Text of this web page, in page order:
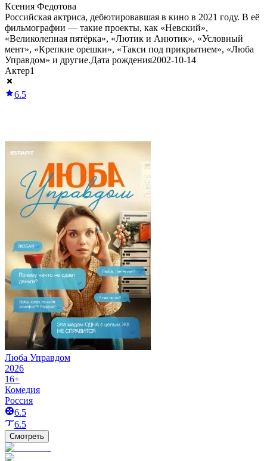
Ксения Федотова
Российская актриса, дебютировавшая в кино в 2021 году. В её
фильмографии — такие проекты, как «Невский»,
«Великолепная пятёрка», «Лютик и Анютик», «Условный
мент», «Крепкие орешки», «Такси под прикрытием», «Люба
Управдом» и другие.Дата рождения2002-10-14
Актер1
6.5
Люба Управдом
2026
16+
Комедия
Россия
6.5
6.5
Смотреть